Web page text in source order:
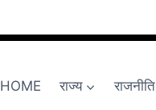
HOME राज्य राजनीति